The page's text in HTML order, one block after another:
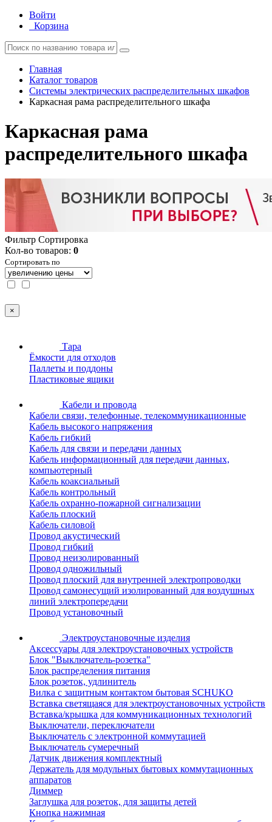
Войти
Корзина
Главная
Каталог товаров
Системы электрических распределительных шкафов
Каркасная рама распределительного шкафа
Каркасная рама
распределительного шкафа
Фильтр Сортировка
Кол-во товаров: 0
Сортировать по
×
Тара
Ёмкости для отходов
Паллеты и поддоны
Пластиковые ящики
Кабели и провода
Кабели связи, телефонные, телекоммуникационные
Кабель высокого напряжения
Кабель гибкий
Кабель для связи и передачи данных
Кабель информационный для передачи данных,
компьютерный
Кабель коаксиальный
Кабель контрольный
Кабель охранно-пожарной сигнализации
Кабель плоский
Кабель силовой
Провод акустический
Провод гибкий
Провод неизолированный
Провод одножильный
Провод плоский для внутренней электропроводки
Провод самонесущий изолированный для воздушных
линий электропередачи
Провод установочный
Электроустановочные изделия
Аксессуары для электроустановочных устройств
Блок "Выключатель-розетка"
Блок распределения питания
Блок розеток, удлинитель
Вилка с защитным контактом бытовая SCHUKO
Вставка светящаяся для электроустановочных устройств
Вставка/крышка для коммуникационных технологий
Выключатели, переключатели
Выключатель с электронной коммутацией
Выключатель сумеречный
Датчик движения комплектный
Держатель для модульных бытовых коммутационных
аппаратов
Диммер
Заглушка для розеток, для защиты детей
Кнопка нажимная